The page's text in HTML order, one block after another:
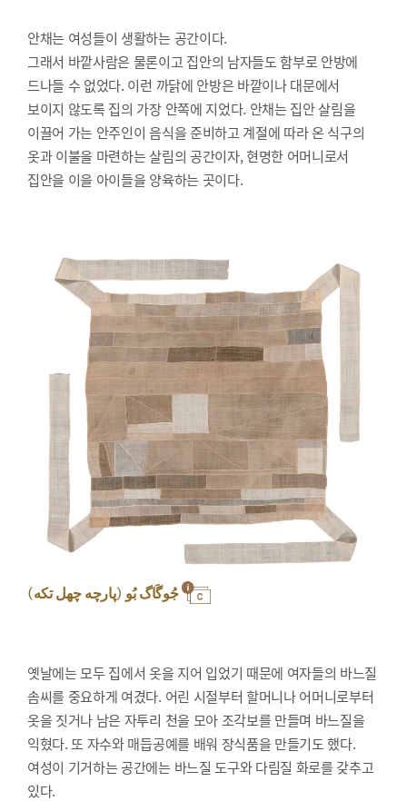
안채는 여성들이 생활하는 공간이다.
그래서 바깥사람은 물론이고 집안의 남자들도 함부로 안방에
드나들 수 없었다. 이런 까닭에 안방은 바깥이나 대문에서
보이지 않도록 집의 가장 안쪽에 지었다. 안채는 집안 살림을
이끌어 가는 안주인이 음식을 준비하고 계절에 따라 온 식구의
옷과 이불을 마련하는 살림의 공간이자, 현명한 어머니로서
집안을 이을 아이들을 양육하는 곳이다.
جُوگَاگ بُو (پارچه چهل تکه)
옛날에는 모두 집에서 옷을 지어 입었기 때문에 여자들의 바느질
솜씨를 중요하게 여겼다. 어린 시절부터 할머니나 어머니로부터
옷을 짓거나 남은 자투리 천을 모아 조각보를 만들며 바느질을
익혔다. 또 자수와 매듭공예를 배워 장식품을 만들기도 했다.
여성이 기거하는 공간에는 바느질 도구와 다림질 화로를 갖추고
있다.